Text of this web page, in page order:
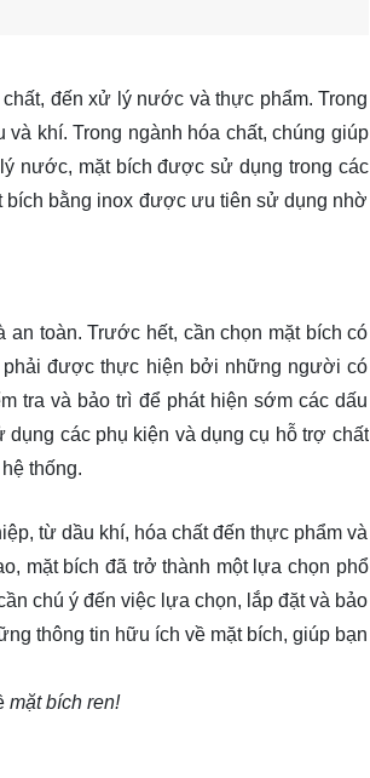
đến xử lý nước và thực phẩm. Trong
khí. Trong ngành hóa chất, chúng giúp
nước, mặt bích được sử dụng trong các
bích bằng inox được ưu tiên sử dụng nhờ
toàn. Trước hết, cần chọn mặt bích có
phải được thực hiện bởi những người có
tra và bảo trì để phát hiện sớm các dấu
các phụ kiện và dụng cụ hỗ trợ chất
thống.
từ dầu khí, hóa chất đến thực phẩm và
mặt bích đã trở thành một lựa chọn phổ
chú ý đến việc lựa chọn, lắp đặt và bảo
thông tin hữu ích về mặt bích, giúp bạn
mặt bích ren!